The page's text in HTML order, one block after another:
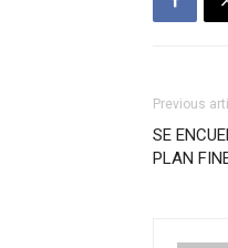
Previous
SE
PLAN